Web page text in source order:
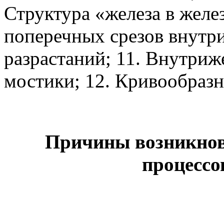
Структура «железа в
поперечных срезов
разрастаний; 11.
мостики; 12.
Причины